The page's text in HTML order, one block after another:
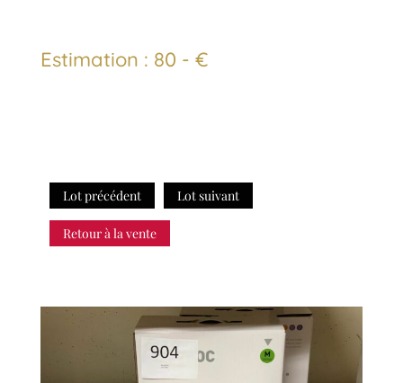
Estimation : 80 - €
Lot précédent Lot suivant
Retour à la vente